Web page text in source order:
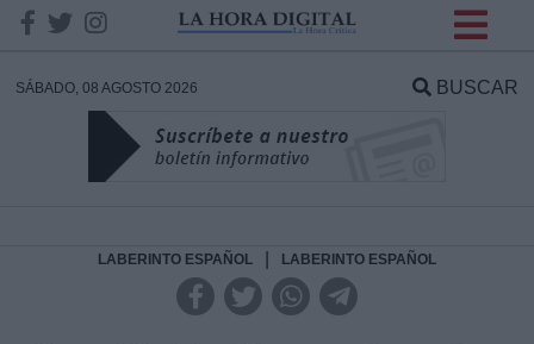
SÁBADO, 08 AGOSTO 2026 BUSCAR
LABERINTO ESPAÑOL LABERINTO ESPAÑOL
DATOS
Responsable: